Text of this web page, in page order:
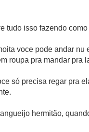
tudo isso fazendo
voce pode andar nu
roupa pra mandar pra
só precisa regar pra
hermitão,